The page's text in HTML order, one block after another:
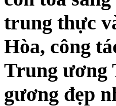
trung thực
Hòa, công
Trung ương
gương đẹp